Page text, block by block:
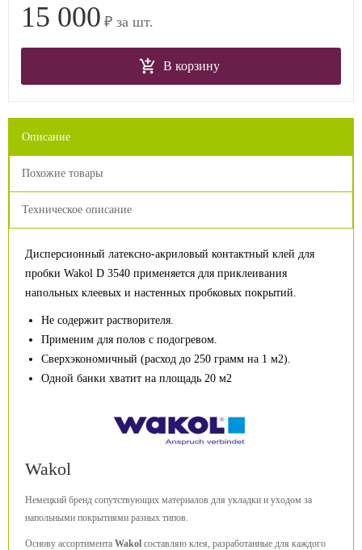
15 000 ₽ за шт.
В корзину
Описание
Похожие товары
Техническое описание
Дисперсионный латексно-акриловый контактный клей для
пробки Wakol D 3540 применяется для приклеивания
напольных клеевых и настенных пробковых покрытий.
Не содержит растворителя.
Применим для полов с подогревом.
Сверхэкономичный (расход до 250 грамм на 1 м2).
Одной банки хватит на площадь 20 м2
Wakol
Немецкий бренд сопутствующих материалов для укладки и уходом за
напольными покрытиями разных типов.
Основу ассортимента Wakol составляю клея, разработанные для каждого